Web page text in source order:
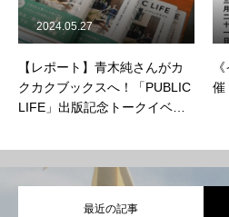
【レポート】青木純さんがカ
クカクブックスへ！「PUBLIC
LIFE」出版記念トークイベン
2024.05.27
催
最近の記事